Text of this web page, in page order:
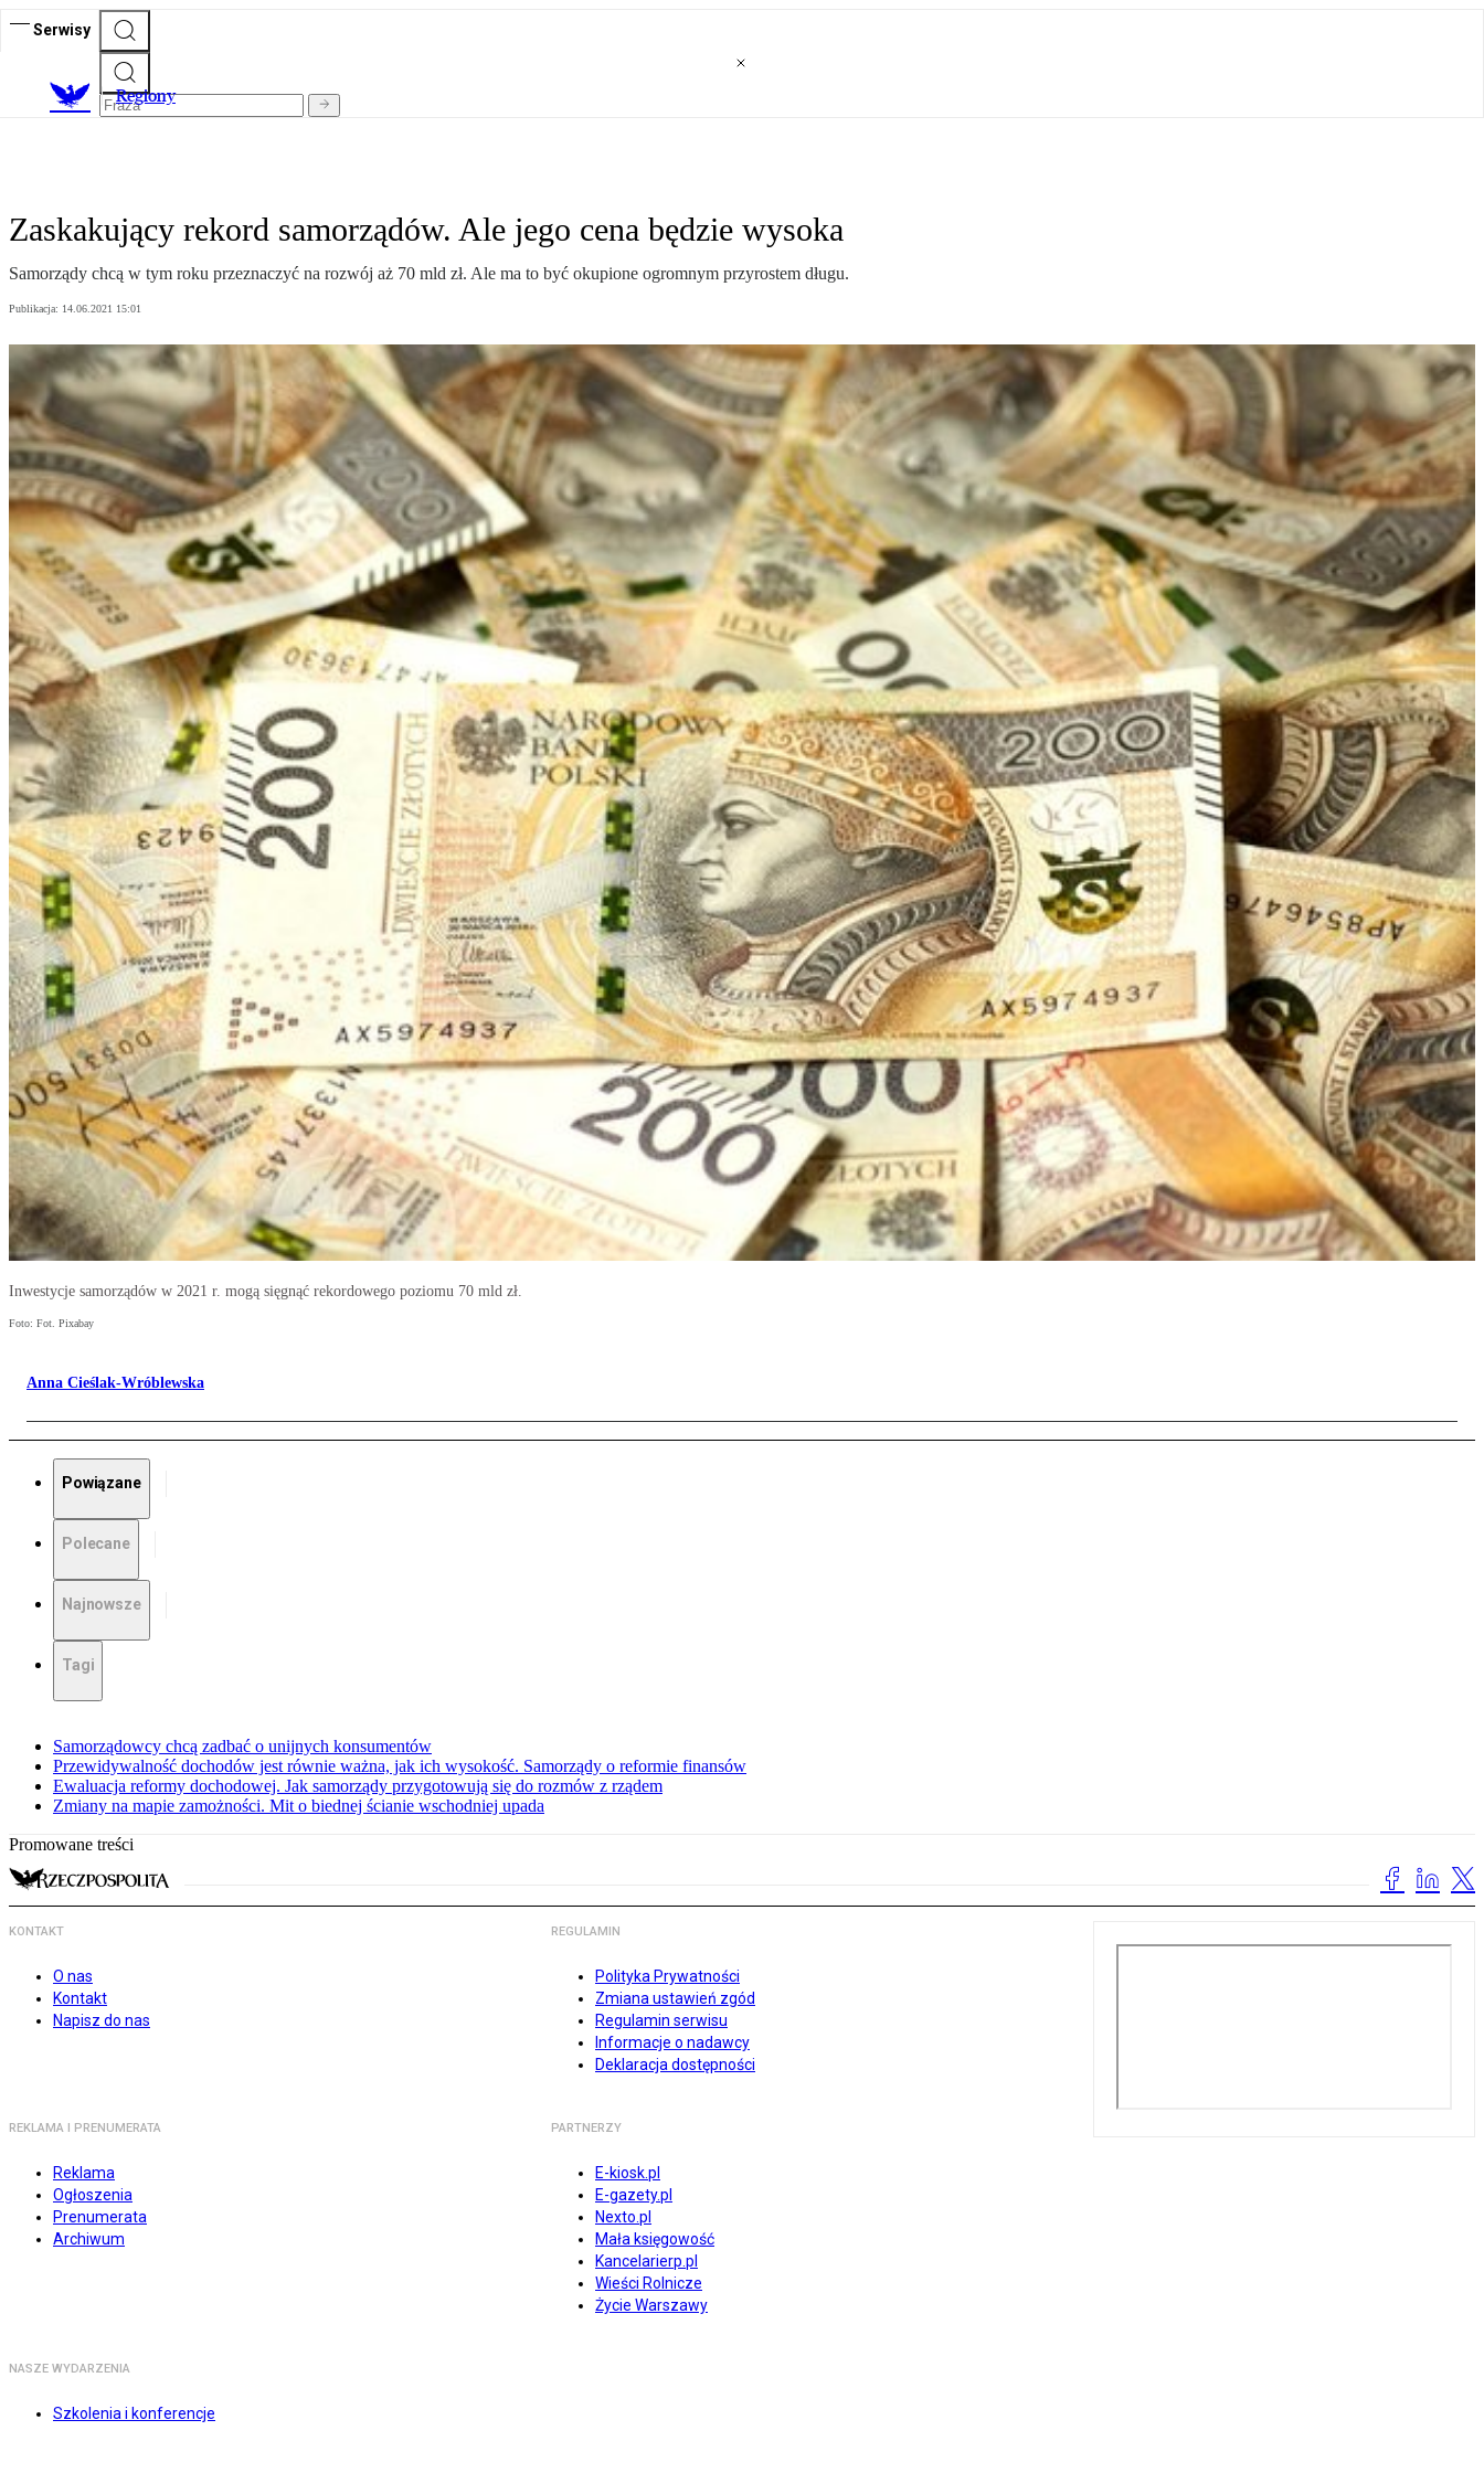
Serwisy
Regiony
Zaskakujący rekord samorządów. Ale jego cena będzie wysoka
Samorządy chcą w tym roku przeznaczyć na rozwój aż 70 mld zł. Ale ma to być okupione ogromnym przyrostem długu.
Publikacja: 14.06.2021 15:01
Inwestycje samorządów w 2021 r. mogą sięgnąć rekordowego poziomu 70 mld zł.
Foto: Fot. Pixabay
Anna Cieślak-Wróblewska
Powiązane
Polecane
Najnowsze
Tagi
Samorządowcy chcą zadbać o unijnych konsumentów
Przewidywalność dochodów jest równie ważna, jak ich wysokość. Samorządy o reformie finansów
Ewaluacja reformy dochodowej. Jak samorządy przygotowują się do rozmów z rządem
Zmiany na mapie zamożności. Mit o biednej ścianie wschodniej upada
Promowane treści
KONTAKT
O nas
Kontakt
Napisz do nas
REGULAMIN
Polityka Prywatności
Zmiana ustawień zgód
Regulamin serwisu
Informacje o nadawcy
Deklaracja dostępności
REKLAMA I PRENUMERATA
Reklama
Ogłoszenia
Prenumerata
Archiwum
PARTNERZY
E-kiosk.pl
E-gazety.pl
Nexto.pl
Mała księgowość
Kancelarierp.pl
Wieści Rolnicze
Życie Warszawy
NASZE WYDARZENIA
Szkolenia i konferencje